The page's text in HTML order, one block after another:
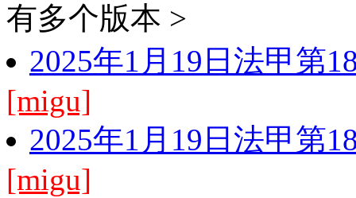
有多个版本 >
2025年1月19日法甲第
[migu]
2025年1月19日法甲第
[migu]